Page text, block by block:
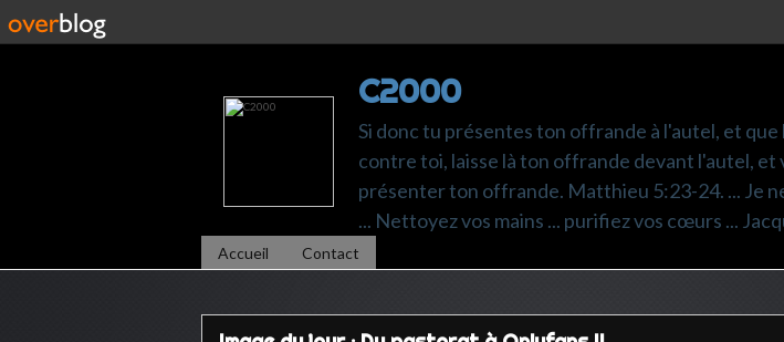
C2000
Si donc tu présentes ton offrande à l'autel, et
contre toi, laisse là ton offrande devant l'autel,
présenter ton offrande. Matthieu 5:23-24. ... Je
... Nettoyez vos mains ... purifiez vos cœurs ...
Accueil Contact